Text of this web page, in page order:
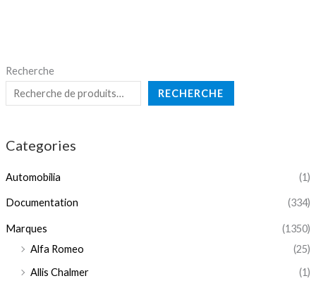
Recherche
RECHERCHE
Categories
Automobilia (1)
Documentation (334)
Marques
(1350)
Alfa Romeo
(25)
Allis Chalmer
(1)